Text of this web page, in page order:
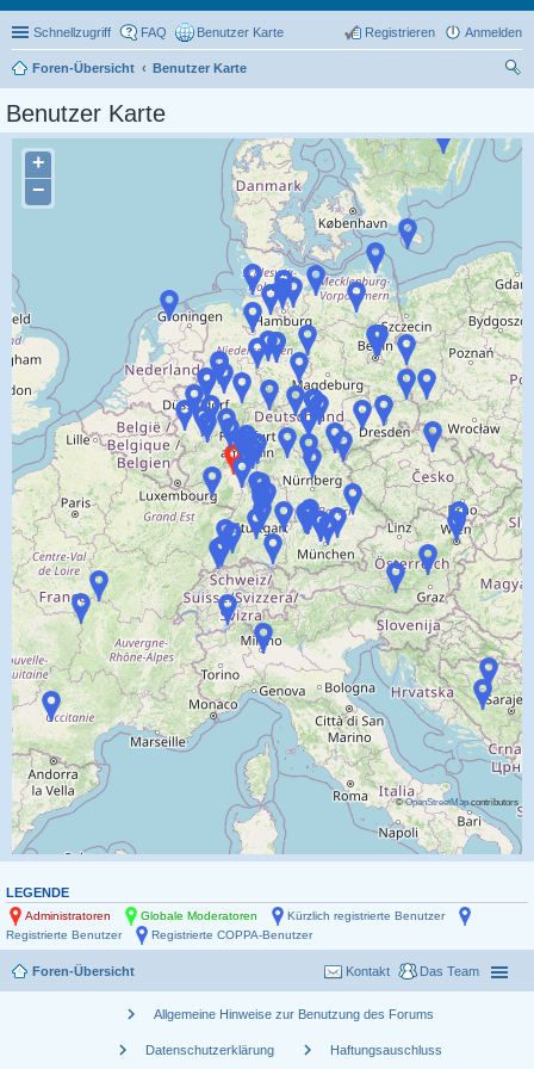
Schnellzugriff FAQ Benutzer Karte Anmelden
Registrieren
Foren-Übersicht
Benutzer Karte
Benutzer Karte
+
−
©OpenStreetMapcontributors
LEGENDE
Administratoren Globale Moderatoren
Kürzlich registrierte Benutzer
Registrierte Benutzer
Registrierte COPPA-Benutzer
Foren-Übersicht Das Team
Kontakt
chevron_right Allgemeine Hinweise zur Benutzung des Forums
chevron_right Datenschutzerklärung chevron_right Haftungsauschluss